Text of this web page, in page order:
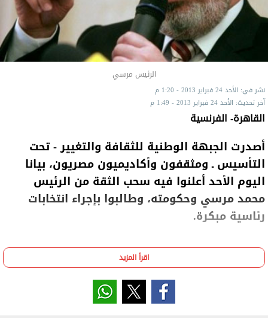
الرئيس مرسي
نشر في: الأحد 24 فبراير 2013 - 1:20 م
آخر تحديث: الأحد 24 فبراير 2013 - 1:49 م
القاهرة- الفرنسية
أصدرت الجبهة الوطنية للثقافة والتغيير - تحت
التأسيس ـ ومثقفون وأكاديميون مصريون، بيانا
اليوم الأحد أعلنوا فيه سحب الثقة من الرئيس
محمد مرسي وحكومته، وطالبوا بإجراء انتخابات
رئاسية مبكرة.
وانتقد البيان، "حفاظ الرئيس مرسي على السياسات
القديمة التي كانت سائدة في عهد (حسني) مبارك
نفسها دون وجود أي استراتيجية".
اقرأ المزيد